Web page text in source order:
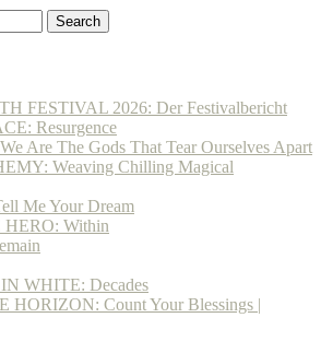
Search
FESTIVAL 2026: Der Festivalbericht
Resurgence
Are The Gods That Tear Ourselves Apart
Weaving Chilling Magical
Me Your Dream
Within
WHITE: Decades
HORIZON: Count Your Blessings |